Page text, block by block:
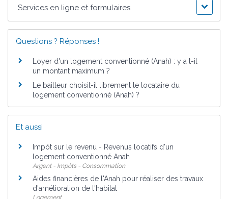
Services en ligne et formulaires
Questions ? Réponses !
Loyer d'un logement conventionné (Anah) : y a t-il
un montant maximum ?
Le bailleur choisit-il librement le locataire du
logement conventionné (Anah) ?
Et aussi
Impôt sur le revenu - Revenus locatifs d'un
logement conventionné Anah
Argent - Impôts - Consommation
Aides financières de l'Anah pour réaliser des travaux
d'amélioration de l'habitat